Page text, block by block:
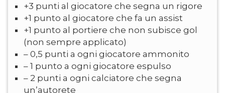
+3 punti al giocatore che segna un rigore
+1 punto al giocatore che fa un assist
+1 punto al portiere che non subisce gol
(non sempre applicato)
– 0,5 punti a ogni giocatore ammonito
– 1 punto a ogni giocatore espulso
– 2 punti a ogni calciatore che segna
un’autorete